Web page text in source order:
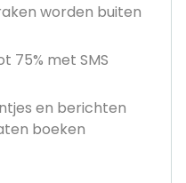
worden buiten
75% met SMS
en berichten
boeken